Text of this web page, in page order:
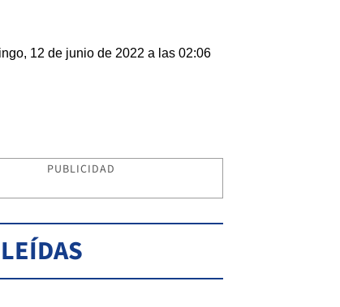
12 de junio de 2022 a las 02:06
PUBLICIDAD